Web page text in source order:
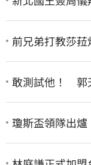
前兄弟打教莎
敢測試他！ 郭
瓊斯盃領隊出